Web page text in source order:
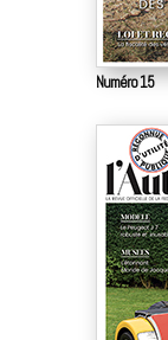
Numéro 15